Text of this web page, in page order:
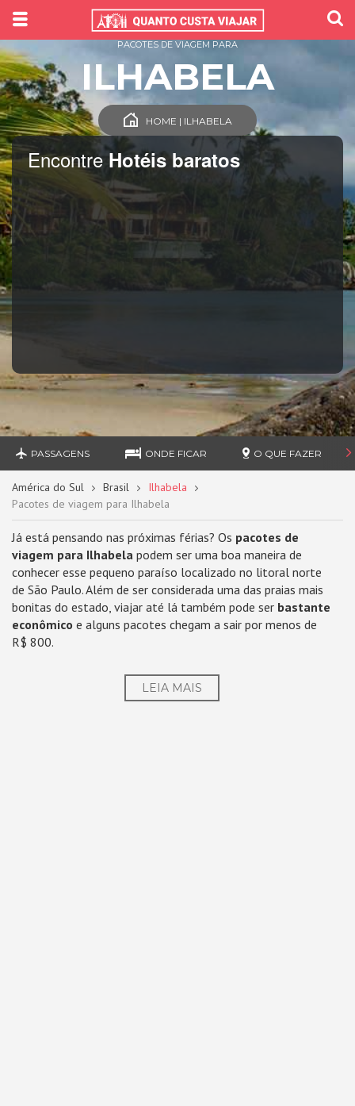
EncontreHotéis baratos
PACOTES DE VIAGEM PARA
ILHABELA
HOME | ILHABELA
PASSAGENS ONDE FICAR O QUE FAZER
América do Sul Brasil
Ilhabela
Pacotes de viagem para Ilhabela
Já está pensando nas próximas férias? Os pacotes de
viagem para Ilhabela podem ser uma boa maneira de
conhecer esse pequeno paraíso localizado no litoral norte
de São Paulo. Além de ser considerada uma das praias mais
bonitas do estado, viajar até lá também pode ser bastante
econômico e alguns pacotes chegam a sair por menos de
R$ 800.
LEIA MAIS